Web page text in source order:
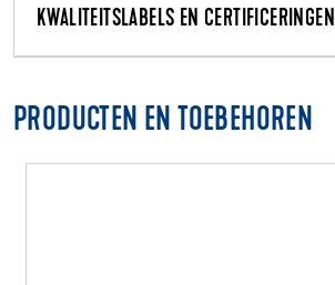
KWALITEITSLABELS EN CERTIFICERINGEN
PRODUCTEN EN TOEBEHOREN